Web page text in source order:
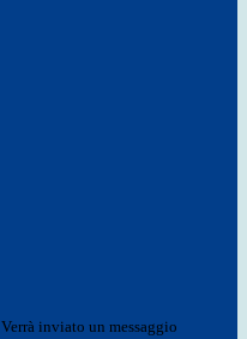
Verrà inviato un messaggio